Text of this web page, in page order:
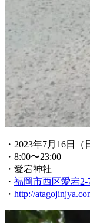
・2023年7月16日（
・8:00〜23:00
・愛宕神社
・ 福岡市西区愛宕2-
・ http://